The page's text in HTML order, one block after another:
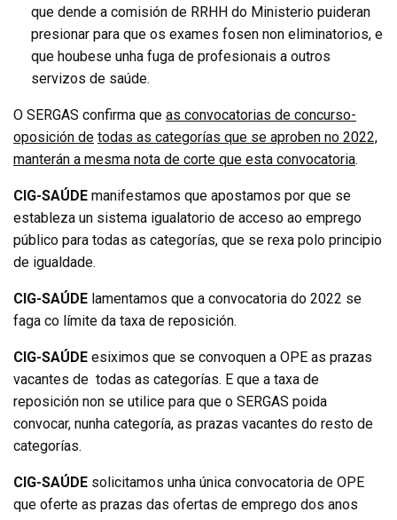
que dende a comisión de RRHH do Ministerio puideran
presionar para que os exames fosen non eliminatorios, e
que houbese unha fuga de profesionais a outros
servizos de saúde.
O SERGAS confirma que as convocatorias de concurso-
oposición de todas as categorías que se aproben no 2022,
manterán a mesma nota de corte que esta convocatoria.
CIG-SAÚDE manifestamos que apostamos por que se
estableza un sistema igualatorio de acceso ao emprego
público para todas as categorías, que se rexa polo principio
de igualdade.
CIG-SAÚDE lamentamos que a convocatoria do 2022 se
faga co límite da taxa de reposición.
CIG-SAÚDE esiximos que se convoquen a OPE as prazas
vacantes de todas as categorías. E que a taxa de
reposición non se utilice para que o SERGAS poida
convocar, nunha categoría, as prazas vacantes do resto de
categorías.
CIG-SAÚDE solicitamos unha única convocatoria de OPE
que oferte as prazas das ofertas de emprego dos anos